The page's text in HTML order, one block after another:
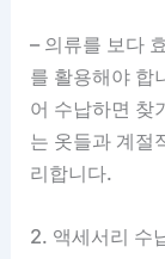
– 의류를 보다
를 활용해야 합
어 수납하면 찾
는 옷들과 계절
리합니다.
2. 액세서리 수